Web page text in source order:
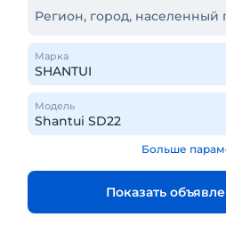
Регион, город, населенный
Марка
Модель
Больше
Показать